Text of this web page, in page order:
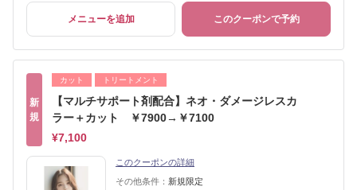
メニューを追加 このクーポンで予約
新
規
カット トリートメント
【マルチサポート剤配合】ネオ・ダメージレスカ
ラー＋カット ￥7900→￥7100
¥7,100
このクーポンの詳細
その他条件： 新規限定